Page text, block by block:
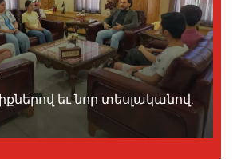
եւ նոր տեսլականով.